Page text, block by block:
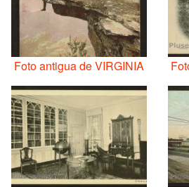
Foto antigua de VIRGINIA